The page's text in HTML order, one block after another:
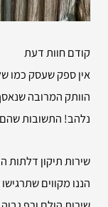
קודם חוות דעת
אין ספק שעסק כמו
הוותק המרובה
נלהב! התשובות שהם
שירותתיקון דלתות
הננו מקווים